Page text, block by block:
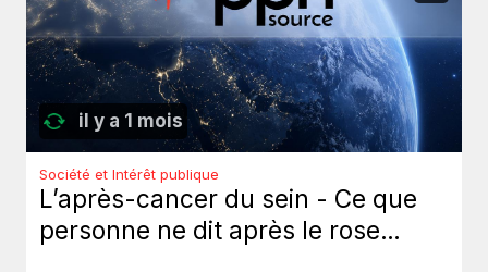
il y a 1 mois
Société et Intérêt publique
L’après-cancer du sein - Ce que
personne ne dit après le rose…